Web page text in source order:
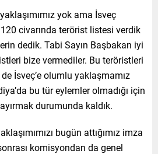
yok ama İsveç
civarında terörist listesi verdik
dedik. Tabi Sayın Başbakan iyi
bize vermediler. Bu teröristleri
İsveç’e olumlu yaklaşmamız
bu tür eylemler olmadığı için
durumunda kaldık.
bugün attığımız imza
komisyondan da genel